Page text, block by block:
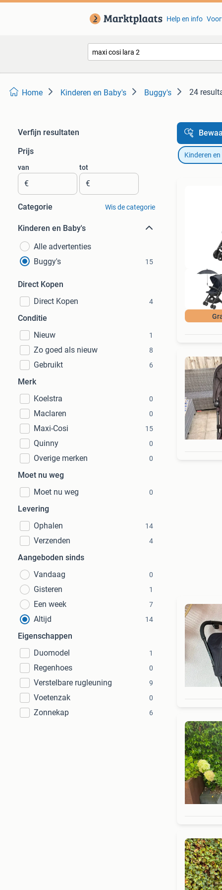
Help en info
Home Kinderen en Baby's Buggy's 24
Verfijn resultaten
Prijs
van
€
tot
€
Categorie Wis de categorie
Kinderen en Baby's
Alle advertenties
Buggy's
15
Direct Kopen
Direct Kopen
4
Conditie
Nieuw
1
Zo goed als nieuw 8
Gebruikt 6
Merk
Koelstra
0
Maclaren 0
Maxi-Cosi 15
Quinny 0
Overige merken 0
Moet nu weg
Moet nu weg
0
Levering
Ophalen
14
Verzenden 4
Aangeboden sinds
Vandaag
0
Gisteren 1
Een week 7
Altijd 14
Eigenschappen
Duomodel
1
Regenhoes 0
Verstelbare rugleuning 9
Voetenzak 0
Zonnekap 6
Kinderen